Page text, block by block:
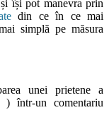
își pot manevra prin
din ce în ce mai
simplă pe măsura
unei prietene a
) într-un comentariu